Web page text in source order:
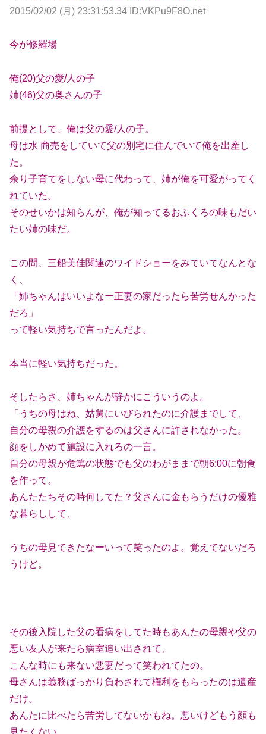
2015/02/02 (月) 23:31:53.34 ID:VKPu9F8O.net
今が修羅場
俺(20)父の愛/人の子
姉(46)父の奥さんの子
前提として、俺は父の愛/人の子。
母は水 商売をしていて父の別宅に住んでいて俺を出産し
た。
余り子育てをしない母に代わって、姉が俺を可愛がってく
れていた。
そのせいかは知らんが、俺が知ってるおふくろの味もだい
たい姉の味だ。
この間、三船美佳関連のワイドショーをみていてなんとな
く、
「姉ちゃんはいいよなー正妻の家だったら苦労せんかった
だろ」
って軽い気持ちで言ったんだよ。
本当に軽い気持ちだった。
そしたらさ、姉ちゃんが静かにこういうのよ。
「うちの母はね、姑舅にいびられたのに介護までして、
自分の母親の介護をするのは父さんに許されなかった。
顔をしかめて施設に入れろの一言。
自分の母親が危篤の状態でも父のわがままで朝6:00に朝食
を作って。
あんたたちその時何してた？父さんに金もらうだけの優雅
な暮らしして、
うちの母見てきたなーいって笑ったのよ。覚えてないだろ
うけど。
その後入院した父の看病をしてた時もあんたの母親や父の
悪い友人が来たら病室追い出されて、
こんな時にも来ない悪妻だって笑われてたの。
母さんは義務ばっかり負わされて権利をもらったのは遺産
だけ。
あんたに比べたら苦労してないかもね。悪いけどもう顔も
見たくない。